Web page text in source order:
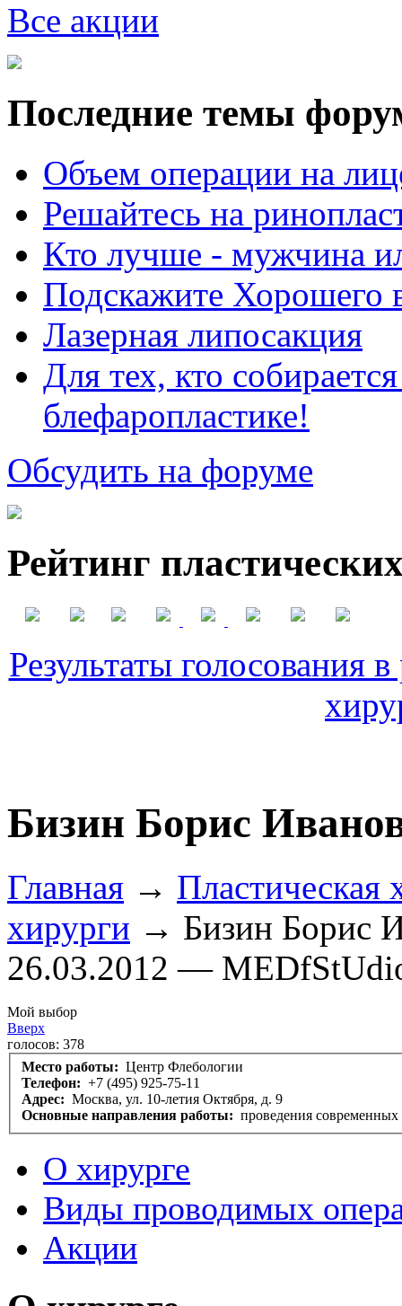
Все акции
Последние темы
Объем операции на
Решайтесь на
Кто лучше - мужчина
Подскажите Хорошего
Лазерная липосакция
Для тех, кто
блефаропластике!
Обсудить на форуме
Рейтинг
Результаты голосования
Бизин Борис
Главная → Пластическая
хирурги → Бизин Борис
26.03.2012 —
Мой выбор
Вверх
голосов: 378
Место работы: Центр Флебологии
Телефон: +7 (495) 925-75-11
Адрес: Москва, ул. 10-летия Октября, д. 9
Основные направления работы: проведения
О хирурге
Виды проводимых
Акции